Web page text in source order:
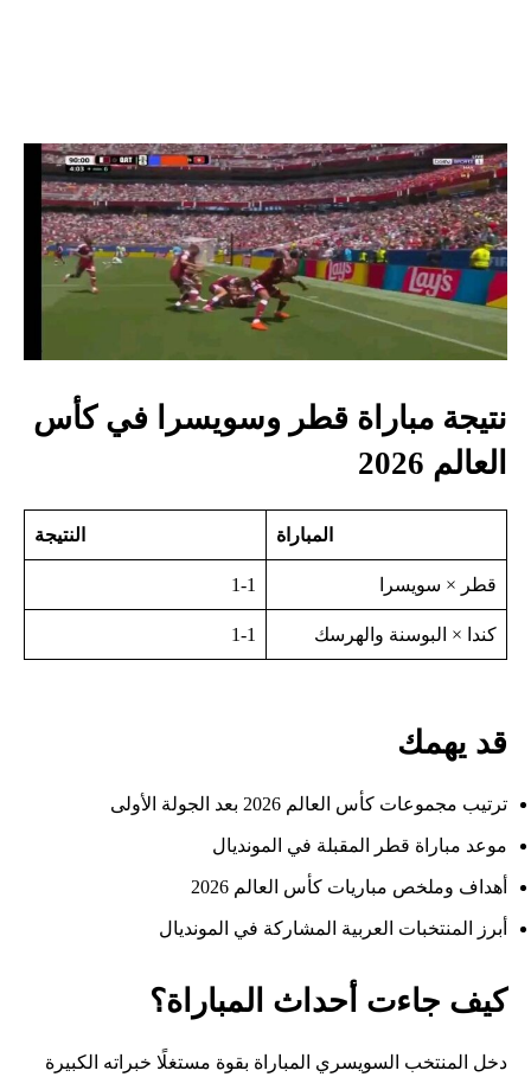
نتيجة مباراة قطر وسويسرا في كأس
العالم 2026
المباراة النتيجة
قطر × سويسرا 1-1
كندا × البوسنة والهرسك 1-1
قد يهمك
ترتيب مجموعات كأس العالم 2026 بعد الجولة الأولى
موعد مباراة قطر المقبلة في المونديال
أهداف وملخص مباريات كأس العالم 2026
أبرز المنتخبات العربية المشاركة في المونديال
كيف جاءت أحداث المباراة؟
دخل المنتخب السويسري المباراة بقوة مستغلًا خبراته الكبيرة